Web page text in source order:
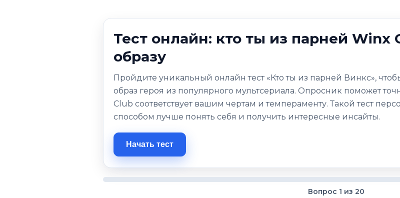
Тест онлайн: кто ты из парней Winx
образу
Пройдите уникальный онлайн тест «Кто ты из парней Винкс»,
образ героя из популярного мультсериала. Опросник поможет
Club соответствует вашим чертам и темпераменту. Такой тест
способом лучше понять себя и получить интересные инсайты.
Начать тест
Вопрос 1 из 20